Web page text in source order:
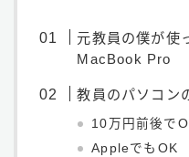
元教員の僕が使
MacBook Pro
教員のパソコン
10万円前後で
AppleでもOK